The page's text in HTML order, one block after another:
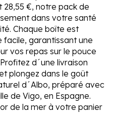
28,55 €, notre pack de
dans votre santé
Chaque boîte est
garantissant une
vos repas sur le pouce
d´une livraison
plongez dans le goût
d´Albo, préparé avec
de Vigo, en Espagne.
de la mer à votre panier